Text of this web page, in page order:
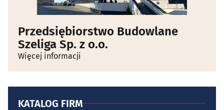
Przedsiębiorstwo Budowlane
Szeliga Sp. z o.o.
Więcej informacji
KATALOG FIRM